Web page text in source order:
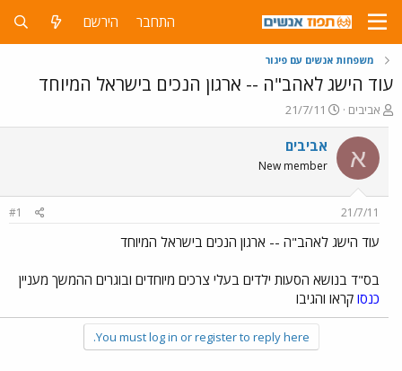
התחבר הירשם
משפחות אנשים עם פיגור
עוד הישג לאהב"ה -- ארגון הנכים בישראל המיוחד
פ
ו
ת
ח
ה
ש
א
אביבים
פ
ו
ר
ם
ר
21/7/11
א אביבים
New member
21/7/11
#1
עוד הישג לאהב"ה -- ארגון הנכים בישראל המיוחד
בס"ד בנושא הסעות ילדים בעלי צרכים מיוחדים ובוגרים ההמשך מעניין
כנסו קראו והגיבו
You must log in or register to reply here.